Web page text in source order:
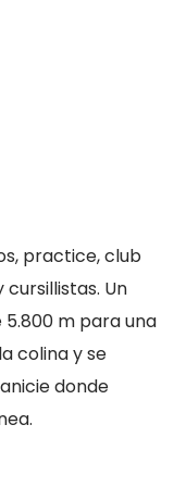
practice, club
cursillistas. Un
m para una
colina y se
donde